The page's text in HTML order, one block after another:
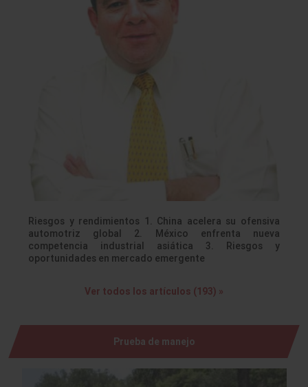
Riesgos y rendimientos 1. China acelera su ofensiva
automotriz global 2. México enfrenta nueva
competencia industrial asiática 3. Riesgos y
oportunidades en mercado emergente
Ver todos los artículos (193) »
Prueba de manejo